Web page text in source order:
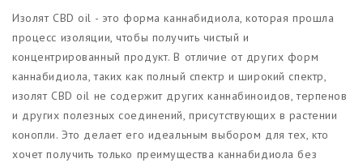
Изолят CBD oil - это форма каннабидиола, которая прошла
процесс изоляции, чтобы получить чистый и
концентрированный продукт. В отличие от других форм
каннабидиола, таких как полный спектр и широкий спектр,
изолят CBD oil не содержит других каннабиноидов, терпенов
и других полезных соединений, присутствующих в растении
конопли. Это делает его идеальным выбором для тех, кто
хочет получить только преимущества каннабидиола без